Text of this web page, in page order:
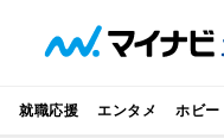
就職応援 エンタメ ホビー